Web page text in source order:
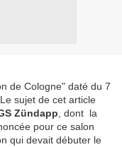
de Cologne" daté du 7
sujet de cet article
Zündapp , dont la
pour ce salon
qui devait débuter le